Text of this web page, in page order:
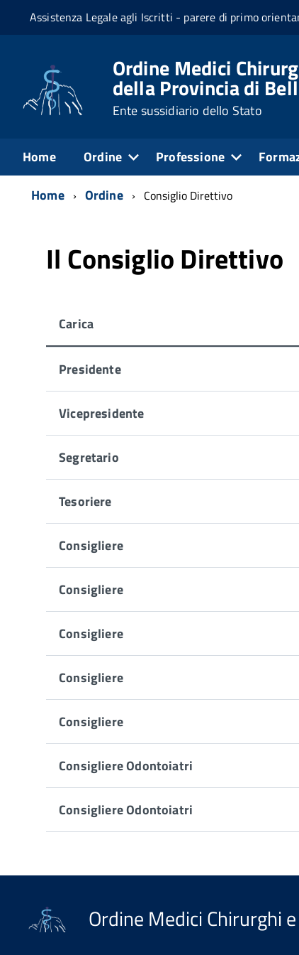
Assistenza Legale agli Iscritti - parere di primo
Ordine Medici
della Provincia di
Ente sussidiario dello Stato
Home Ordine Professione
Home Ordine Consiglio Direttivo
Il Consiglio Direttivo
seguito
i
membri
Consiglio
dell'ordine:
Carica
Presidente
Vicepresidente
Segretario
Tesoriere
Consigliere
Consigliere
Consigliere
Consigliere
Consigliere
Consigliere Odontoiatri
Consigliere Odontoiatri
Ordine Medici Chirurghi